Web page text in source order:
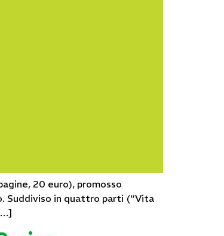
20 euro), promosso
Suddiviso in quattro parti (“Vita